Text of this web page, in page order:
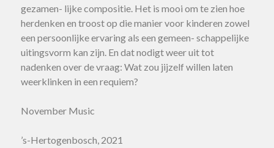
gezamen- lijke compositie. Het is mooi om te zien hoe
herdenken en troost op die manier voor kinderen zowel
een persoonlijke ervaring als een gemeen- schappelijke
uitingsvorm kan zijn. En dat nodigt weer uit tot
nadenken over de vraag: Wat zou jijzelf willen laten
weerklinken in een requiem?
November Music
’s-Hertogenbosch, 2021